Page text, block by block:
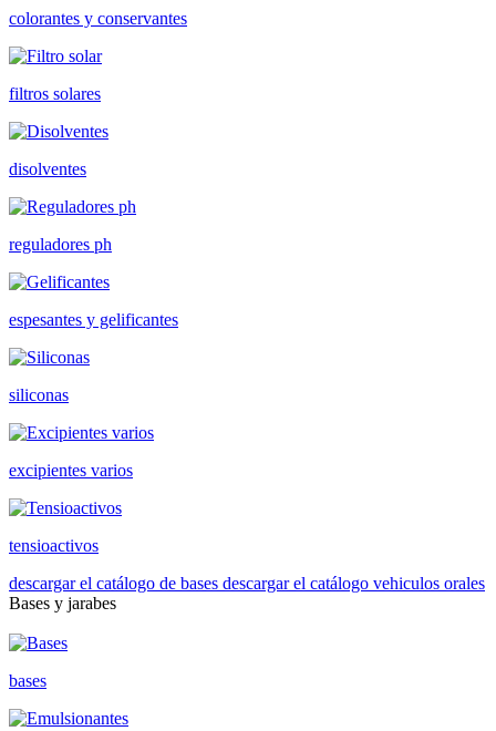
colorantes y conservantes
filtros solares
disolventes
reguladores ph
espesantes y gelificantes
siliconas
excipientes varios
tensioactivos
descargar el catálogo de bases descargar el catálogo vehiculos orales
Bases y jarabes
bases